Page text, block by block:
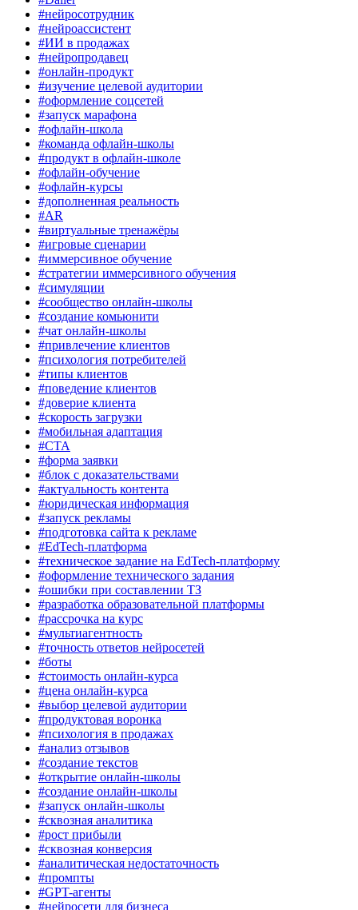
#нейросотрудник
#нейроассистент
#ИИ в продажах
#нейропродавец
#онлайн-продукт
#изучение целевой аудитории
#оформление соцсетей
#запуск марафона
#офлайн-школа
#команда офлайн-школы
#продукт в офлайн-школе
#офлайн-обучение
#офлайн-курсы
#дополненная реальность
#AR
#виртуальные тренажёры
#игровые сценарии
#иммерсивное обучение
#стратегии иммерсивного обучения
#симуляции
#сообщество онлайн-школы
#создание комьюнити
#чат онлайн-школы
#привлечение клиентов
#психология потребителей
#типы клиентов
#поведение клиентов
#доверие клиента
#скорость загрузки
#мобильная адаптация
#CTA
#форма заявки
#блок с доказательствами
#актуальность контента
#юридическая информация
#запуск рекламы
#подготовка сайта к рекламе
#EdTech-платформа
#техническое задание на EdTech-платформу
#оформление технического задания
#ошибки при составлении ТЗ
#разработка образовательной платформы
#рассрочка на курс
#мультиагентность
#точность ответов нейросетей
#боты
#стоимость онлайн-курса
#цена онлайн-курса
#выбор целевой аудитории
#продуктовая воронка
#психология в продажах
#анализ отзывов
#создание текстов
#открытие онлайн-школы
#создание онлайн-школы
#запуск онлайн-школы
#сквозная аналитика
#рост прибыли
#сквозная конверсия
#аналитическая недостаточность
#промпты
#GPT-агенты
#нейросети для бизнеса